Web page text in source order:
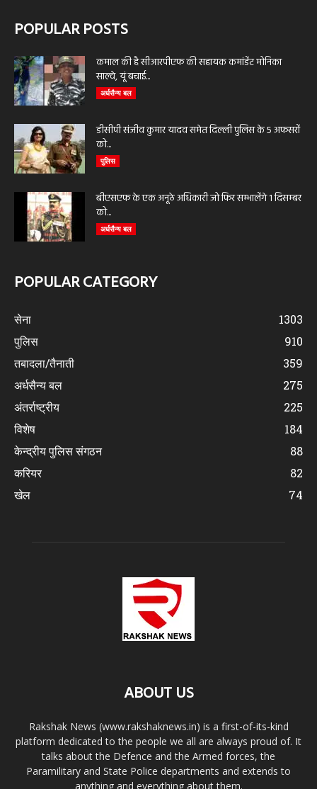
POPULAR POSTS
कमाल की है सीआरपीएफ की सहायक कमांडेंट मोनिका
साल्वे, यूं बचाई...
अर्धसैन्य बल
डीसीपी संजीव कुमार यादव समेत दिल्ली पुलिस के 5 अफसरों
को...
पुलिस
बीएसएफ के एक अनूठे अधिकारी जो फिर सम्भालेंगे 1 दिसम्बर
को...
अर्धसैन्य बल
POPULAR CATEGORY
सेना
1303
पुलिस
910
तबादला/तैनाती
359
अर्धसैन्य बल
275
अंतर्राष्ट्रीय
225
विशेष
184
केन्द्रीय पुलिस संगठन
88
करियर
82
खेल
74
ABOUT US
Rakshak News (www.rakshaknews.in) is a first-of-its-kind
platform dedicated to the people we all are always proud of. It
talks about the Defence and the Armed forces, the
Paramilitary and State Police departments and extends to
anything and everything about them.